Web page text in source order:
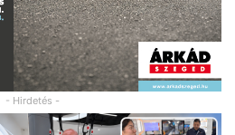
- Hirdetés -